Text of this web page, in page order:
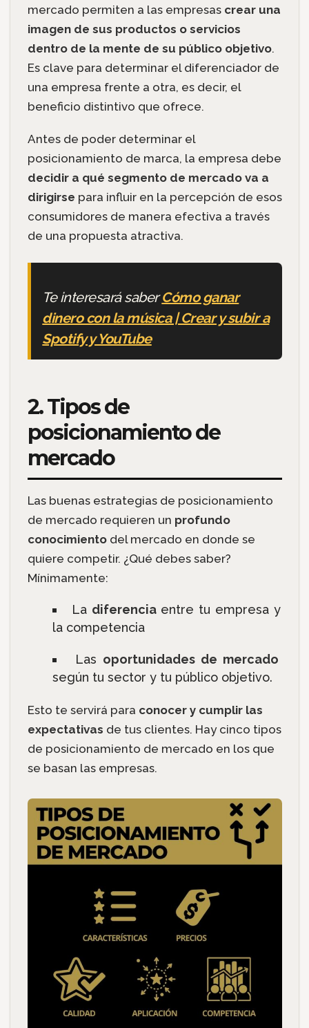
mercado permiten a las empresas crear una
imagen de sus productos o servicios
dentro de la mente de su público objetivo.
Es clave para determinar el diferenciador de
una empresa frente a otra, es decir, el
beneficio distintivo que ofrece.
Antes de poder determinar el
posicionamiento de marca, la empresa debe
decidir a qué segmento de mercado va a
dirigirse para influir en la percepción de esos
consumidores de manera efectiva a través
de una propuesta atractiva.
Te interesará saberCómo ganar
dinero con la música | Crear y subir a
Spotify y YouTube
2. Tipos de
posicionamiento de
mercado
Las buenas estrategias de posicionamiento
de mercado requieren un profundo
conocimiento del mercado en donde se
quiere competir. ¿Qué debes saber?
Mínimamente:
La diferencia entre tu empresa y
la competencia
Las oportunidades de mercado
según tu sector y tu público objetivo.
Esto te servirá para conocer y cumplir las
expectativas de tus clientes. Hay cinco tipos
de posicionamiento de mercado en los que
se basan las empresas.